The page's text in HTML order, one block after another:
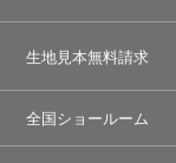
生地見本無料請求
全国ショールーム